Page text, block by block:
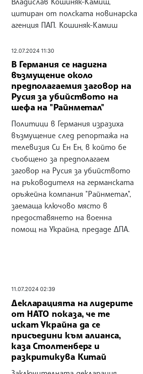
цитиран от полската новинарска
агенция ПАП. Кошиняк-Камиш
12.07.2024 11:30
В Германия се надигна
възмущение около
предполагаемия заговор на
Русия за убийството на
шефа на "Райнметал"
Политици в Германия изразиха
възмущение след репортажа на
телевизия Си Ен Ен, в който бе
съобщено за предполагаем
заговор на Русия за убийството
на ръководителя на германската
оръжейна компания "Райнметал",
заемаща ключово място в
предоставянето на военна
помощ на Украйна, предаде ДПА.
11.07.2024 02:39
Декларацията на лидерите
от НАТО показа, че те
искат Украйна да се
присъедини към алианса,
каза Столтенберг и
разкритикува Китай